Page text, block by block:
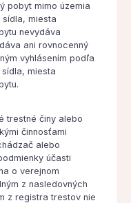
pobyt mimo územia
miesta
nevydáva
ani rovnocenný
vyhlásením podľa
miesta
trestné činy alebo
činnosťami
alebo
účasti
o verejnom
z nasledovných
z registra trestov nie